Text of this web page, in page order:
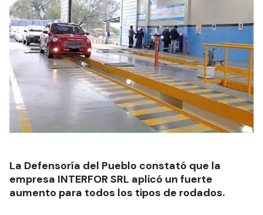
La Defensoría del Pueblo constató que la
empresa INTERFOR SRL aplicó un fuerte
aumento para todos los tipos de rodados.